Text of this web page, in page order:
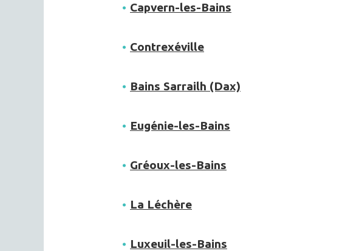
Capvern-les-Bains
Contrexéville
Bains Sarrailh (Dax)
Eugénie-les-Bains
Gréoux-les-Bains
La Léchère
Luxeuil-les-Bains